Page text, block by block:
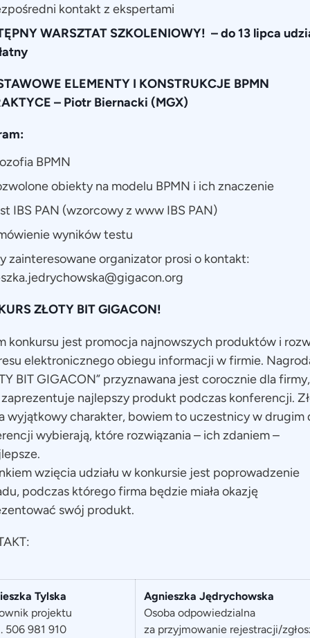
kontakt z ekspertami
WARSZTAT SZKOLENIOWY! – do 13 lipca
ELEMENTY I KONSTRUKCJE BPMN
– Piotr Biernacki (MGX)
BPMN
obiekty na modelu BPMN i ich znaczenie
IBS PAN (wzorcowy z www IBS PAN)
wyników testu
zainteresowane organizator prosi o kontakt:
ZŁOTY BIT GIGACON!
konkursu jest promocja najnowszych produktów i
elektronicznego obiegu informacji w firmie.
BIT GIGACON” przyznawana jest corocznie dla firmy,
najlepszy produkt podczas konferencji.
wyjątkowy charakter, bowiem to uczestnicy w drugim
wybierają, które rozwiązania – ich zdaniem –
wzięcia udziału w konkursie jest poprowadzenie
podczas którego firma będzie miała okazję
swój produkt.
Tylska
projektu
506 981 910
Agnieszka Jędrychowska
Osoba odpowiedzialna
za przyjmowanie rejestracji/